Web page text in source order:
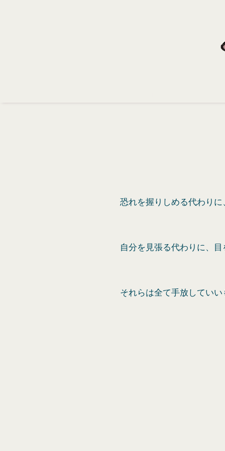
恐れを握りしめる代わりに
自分を見張る代わりに、目
それらは全て手放していい